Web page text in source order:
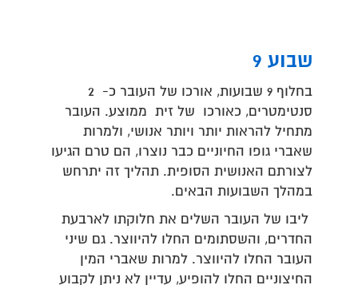
שבוע 9
בחלוף 9 שבועות, אורכו של העובר כ- 2
סנטימטרים, כאורכו של זית ממוצע. העובר
מתחיל להראות יותר ויותר אנושי, ולמרות
שאברי גופו החיוניים כבר נוצרו, הם טרם הגיעו
לצורתם האנושית הסופית. תהליך זה יתרחש
במהלך השבועות הבאים.
ליבו של העובר השלים את חלוקתו לארבעת
החדרים, והשסתומים החלו להיווצר. גם שיני
העובר החלו להיווצר. למרות שאברי המין
החיצוניים החלו להופיע, עדיין לא ניתן לקבוע